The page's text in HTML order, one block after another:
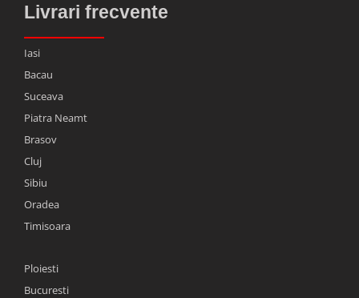
Livrari frecvente
Iasi
Bacau
Suceava
Piatra Neamt
Brasov
Cluj
Sibiu
Oradea
Timisoara
Ploiesti
Bucuresti